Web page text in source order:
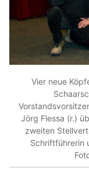
Vier neue
Jörg Flessa (r.)
zweiten
Schriftführerin